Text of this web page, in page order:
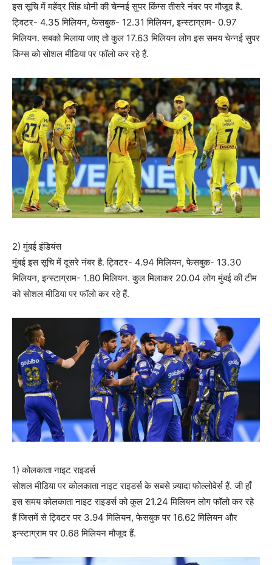
इस सूचि में महेंद्र सिंह धोनी की चेन्नई सुपर किंग्स तीसरे नंबर पर मौजूद है.
ट्विटर- 4.35 मिलियन, फेसबुक- 12.31 मिलियन, इन्स्टाग्राम- 0.97
मिलियन. सबको मिलाया जाए तो कुल 17.63 मिलियन लोग इस समय चेन्नई सुपर
किंग्स को सोशल मीडिया पर फॉलो कर रहे हैं.
2) मुंबई इंडियंस
मुंबई इस सूचि में दूसरे नंबर है. ट्विटर- 4.94 मिलियन, फेसबुक- 13.30
मिलियन, इन्स्टाग्राम- 1.80 मिलियन. कुल मिलाकर 20.04 लोग मुंबई की टीम
को सोशल मीडिया पर फॉलो कर रहे हैं.
1) कोलकाता नाइट राइडर्स
सोशल मीडिया पर कोलकाता नाइट राइडर्स के सबसे ज़्यादा फोल्लोवेर्स हैं. जी हाँ
इस समय कोलकाता नाइट राइडर्स को कुल 21.24 मिलियन लोग फॉलो कर रहे
हैं जिसमें से ट्विटर पर 3.94 मिलियन, फेसबुक पर 16.62 मिलियन और
इन्स्टाग्राम पर 0.68 मिलियन मौजूद हैं.